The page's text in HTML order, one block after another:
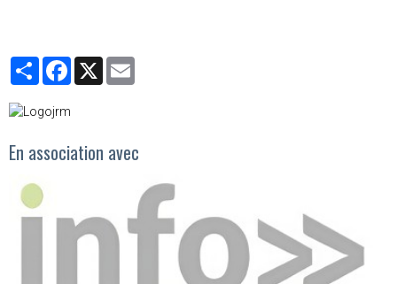
PartagerFacebook
X
En association avec